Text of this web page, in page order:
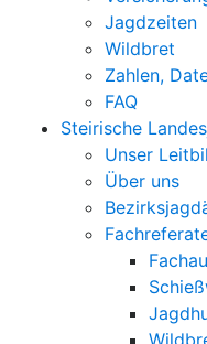
Jagdzeiten
Wildbret
Zahlen,
FAQ
Steirische
Unser
Über uns